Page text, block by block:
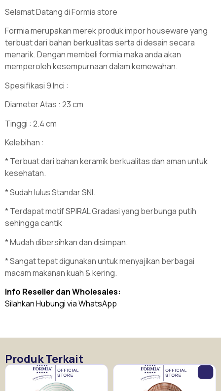
Selamat Datang di Formia store
Formia merupakan merek produk impor houseware yang
terbuat dari bahan berkualitas serta di desain secara
menarik. Dengan membeli formia maka anda akan
memperoleh kesempurnaan dalam kemewahan.
Spesifikasi 9 Inci :
Diameter Atas : 23 cm
Tinggi : 2.4 cm
Kelebihan :
* Terbuat dari bahan keramik berkualitas dan aman untuk
kesehatan.
* Sudah lulus Standar SNI.
* Terdapat motif SPIRAL Gradasi yang berbunga putih
sehingga cantik
* Mudah dibersihkan dan disimpan.
* Sangat tepat digunakan untuk menyajikan berbagai
macam makanan kuah & kering.
Info Reseller dan Wholesales:
Silahkan Hubungi via WhatsApp
Produk Terkait